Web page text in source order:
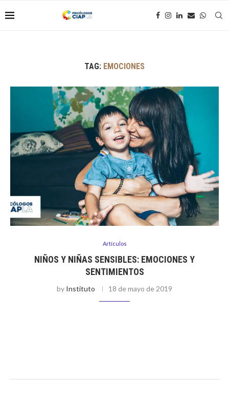
TAG: EMOCIONES
Artículos
NIÑOS Y NIÑAS SENSIBLES: EMOCIONES Y
SENTIMIENTOS
by Instituto 18 de mayo de 2019